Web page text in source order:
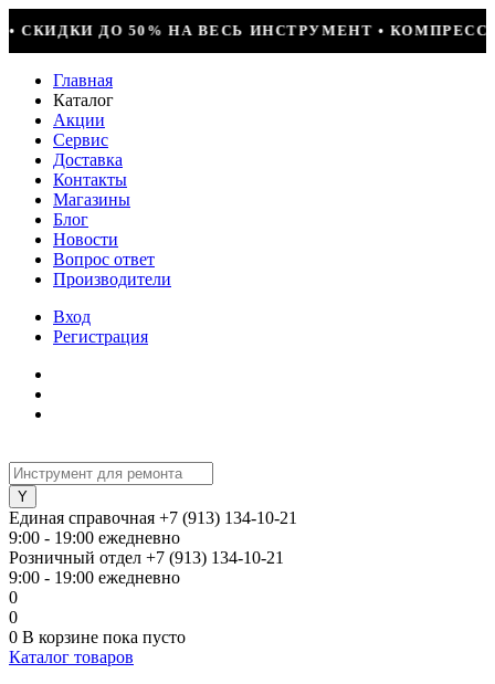
• КОМПРЕССОР JIAXIPERA T1114YB,
Главная
Каталог
Акции
Сервис
Доставка
Контакты
Магазины
Блог
Новости
Вопрос ответ
Производители
Вход
Регистрация
Единая справочная +7 (913) 134-10-21
9:00 - 19:00 ежедневно
Розничный отдел +7 (913) 134-10-21
9:00 - 19:00 ежедневно
0
0
0 В корзине пока пусто
Каталог товаров